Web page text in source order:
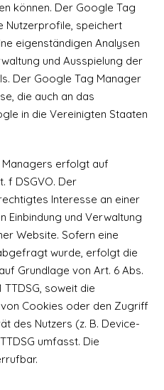
können. Der Google Tag
Nutzerprofile, speichert
eigenständigen Analysen
und Ausspielung der
Der Google Tag Manager
die auch an das
in die Vereinigten Staaten
Managers erfolgt auf
f DSGVO. Der
Interesse an einer
Einbindung und Verwaltung
Website. Sofern eine
wurde, erfolgt die
Grundlage von Art. 6 Abs.
TTDSG, soweit die
von Cookies oder den Zugriff
des Nutzers (z. B. Device-
umfasst. Die